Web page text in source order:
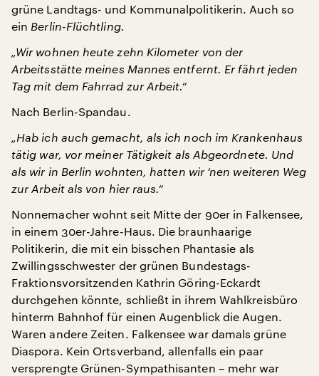
grüne Landtags- und Kommunalpolitikerin. Auch so
ein Berlin-Flüchtling.
„Wir wohnen heute zehn Kilometer von der
Arbeitsstätte meines Mannes entfernt. Er fährt jeden
Tag mit dem Fahrrad zur Arbeit.“
Nach Berlin-Spandau.
„Hab ich auch gemacht, als ich noch im Krankenhaus
tätig war, vor meiner Tätigkeit als Abgeordnete. Und
als wir in Berlin wohnten, hatten wir ‘nen weiteren Weg
zur Arbeit als von hier raus.“
Nonnemacher wohnt seit Mitte der 90er in Falkensee,
in einem 30er-Jahre-Haus. Die braunhaarige
Politikerin, die mit ein bisschen Phantasie als
Zwillingsschwester der grünen Bundestags-
Fraktionsvorsitzenden Kathrin Göring-Eckardt
durchgehen könnte, schließt in ihrem Wahlkreisbüro
hinterm Bahnhof für einen Augenblick die Augen.
Waren andere Zeiten. Falkensee war damals grüne
Diaspora. Kein Ortsverband, allenfalls ein paar
versprengte Grünen-Sympathisanten – mehr war